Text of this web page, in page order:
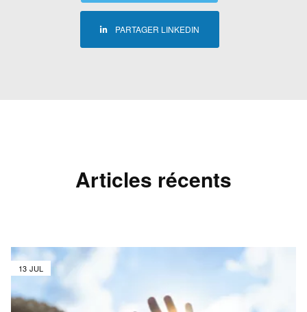
PARTAGER LINKEDIN
Articles récents
13 JUL